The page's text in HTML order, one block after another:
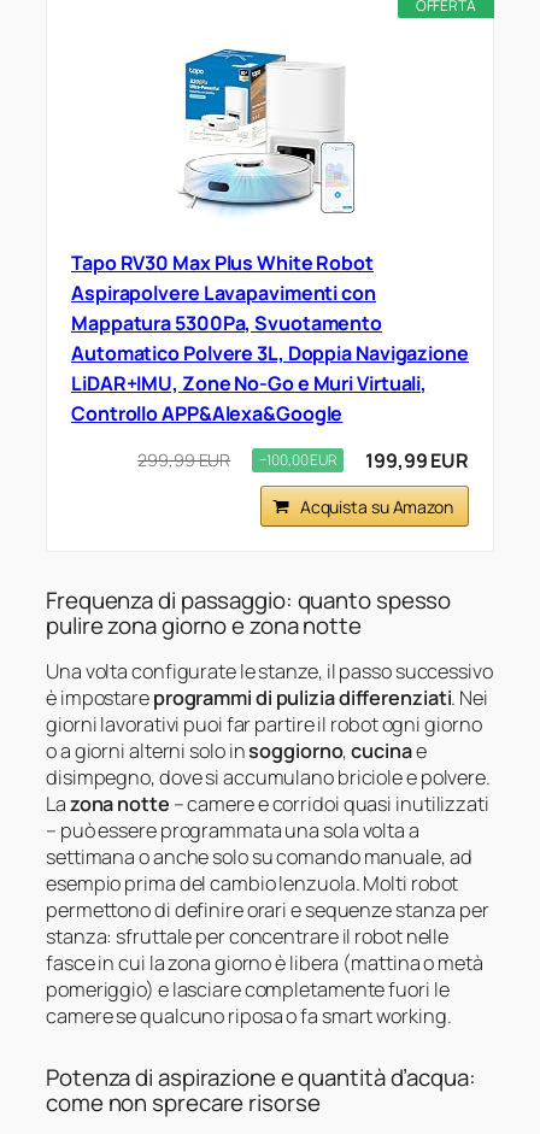
OFFERTA
Tapo RV30 Max Plus White Robot
Aspirapolvere Lavapavimenti con
Mappatura 5300Pa, Svuotamento
Automatico Polvere 3L, Doppia Navigazione
LiDAR+IMU, Zone No-Go e Muri Virtuali,
Controllo APP&Alexa&Google
299,99 EUR −100,00 EUR 199,99 EUR
Acquista su Amazon
Frequenza di passaggio: quanto spesso
pulire zona giorno e zona notte
Una volta configurate le stanze, il passo successivo
è impostareprogrammi di pulizia differenziati. Nei
giorni lavorativi puoi far partire il robot ogni giorno
o a giorni alterni solo insoggiorno,cucinae
disimpegno, dove si accumulano briciole e polvere.
Lazona notte – camere e corridoi quasi inutilizzati
– può essere programmata una sola volta a
settimana o anche solo su comando manuale, ad
esempio prima del cambio lenzuola. Molti robot
permettono di definire orari e sequenze stanza per
stanza: sfruttale per concentrare il robot nelle
fasce in cui la zona giorno è libera (mattina o metà
pomeriggio) e lasciare completamente fuori le
camere se qualcuno riposa o fa smart working.
Potenza di aspirazione e quantità d’acqua:
come non sprecare risorse